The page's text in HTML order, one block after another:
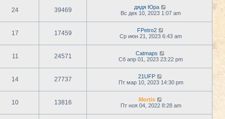
24 39469
дядя Юра
Вс дек 10, 2023 1:07 am
17 17459
FPetro2
Ср июн 21, 2023 6:43 am
11 24571
Catmaps
Сб апр 01, 2023 23:22 pm
14 27737
21UFP
Пт мар 10, 2023 14:30 pm
10 13816
Mortis
Пт ноя 04, 2022 8:28 am